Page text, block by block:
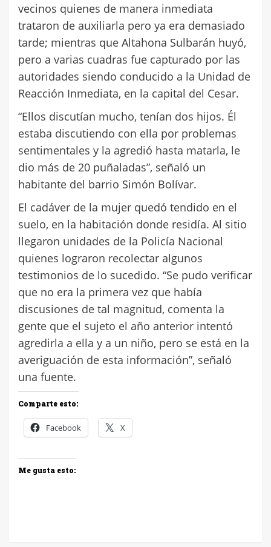
vecinos quienes de manera inmediata
trataron de auxiliarla pero ya era demasiado
tarde; mientras que Altahona Sulbarán huyó,
pero a varias cuadras fue capturado por las
autoridades siendo conducido a la Unidad de
Reacción Inmediata, en la capital del Cesar.
“Ellos discutían mucho, tenían dos hijos. Él
estaba discutiendo con ella por problemas
sentimentales y la agredió hasta matarla, le
dio más de 20 puñaladas”, señaló un
habitante del barrio Simón Bolívar.
El cadáver de la mujer quedó tendido en el
suelo, en la habitación donde residía. Al sitio
llegaron unidades de la Policía Nacional
quienes lograron recolectar algunos
testimonios de lo sucedido. “Se pudo verificar
que no era la primera vez que había
discusiones de tal magnitud, comenta la
gente que el sujeto el año anterior intentó
agredirla a ella y a un niño, pero se está en la
averiguación de esta información”, señaló
una fuente.
Comparte esto:
Facebook X
Me gusta esto: